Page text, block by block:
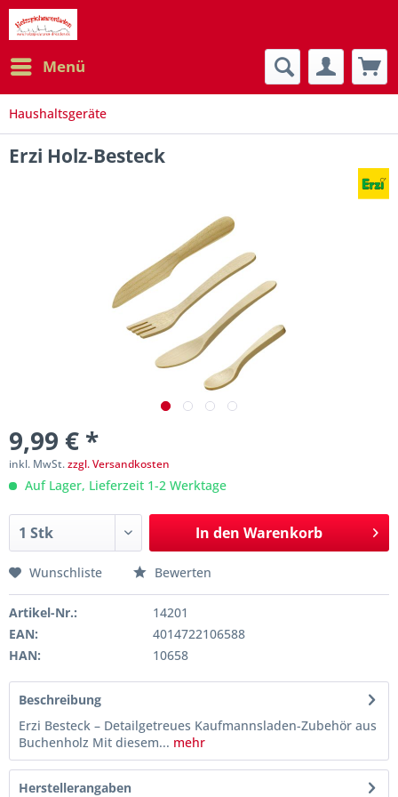
Menü
Haushaltsgeräte
Erzi Holz-Besteck
9,99 € *
inkl. MwSt.zzgl. Versandkosten
Auf Lager, Lieferzeit 1-2 Werktage
In den Warenkorb
Wunschliste Bewerten
Artikel-Nr.:
14201
EAN:
4014722106588
HAN:
10658
Beschreibung
Erzi Besteck – Detailgetreues Kaufmannsladen-Zubehör aus
Buchenholz Mit diesem... mehr
Herstellerangaben